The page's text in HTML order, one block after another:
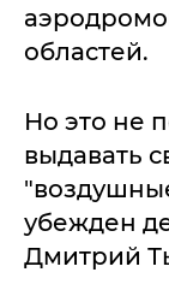
областей.
Но это не
выдавать
убежден
Дмитрий